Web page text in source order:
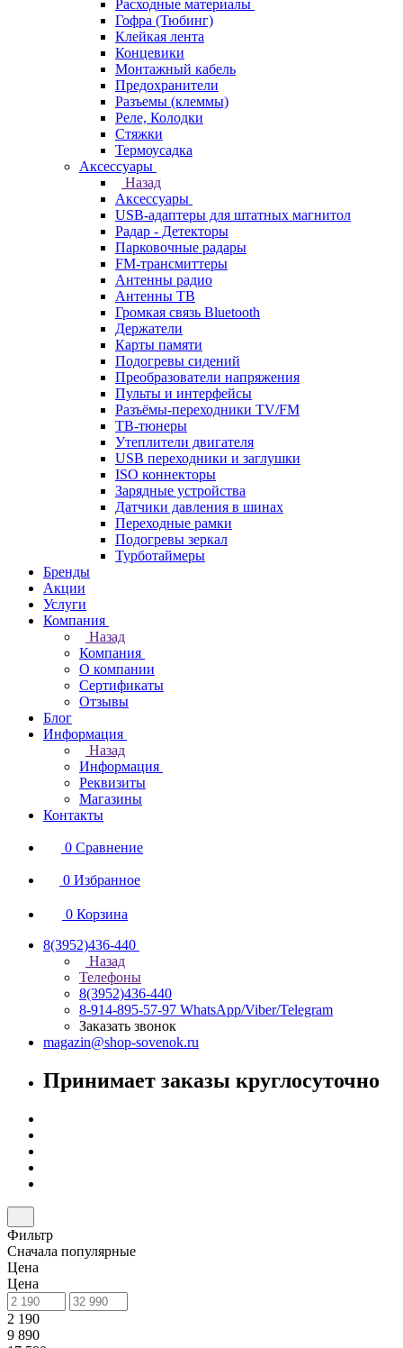
Расходные материалы
Гофра (Тюбинг)
Клейкая лента
Концевики
Монтажный кабель
Предохранители
Разъемы (клеммы)
Реле, Колодки
Стяжки
Термоусадка
Аксессуары
Назад
Аксессуары
USB-адаптеры для штатных магнитол
Радар - Детекторы
Парковочные радары
FM-трансмиттеры
Антенны радио
Антенны ТВ
Громкая связь Bluetooth
Держатели
Карты памяти
Подогревы сидений
Преобразователи напряжения
Пульты и интерфейсы
Разъёмы-переходники TV/FM
ТВ-тюнеры
Утеплители двигателя
USB переходники и заглушки
ISO коннекторы
Зарядные устройства
Датчики давления в шинах
Переходные рамки
Подогревы зеркал
Турботаймеры
Бренды
Акции
Услуги
Компания
Назад
Компания
О компании
Сертификаты
Отзывы
Блог
Информация
Назад
Информация
Реквизиты
Магазины
Контакты
0 Сравнение
0 Избранное
0 Корзина
8(3952)436-440
Назад
Телефоны
8(3952)436-440
8-914-895-57-97 WhatsApp/Viber/Telegram
Заказать звонок
magazin@shop-sovenok.ru
Принимает заказы круглосуточно
Фильтр
Сначала популярные
Цена
Цена
2 190
9 890